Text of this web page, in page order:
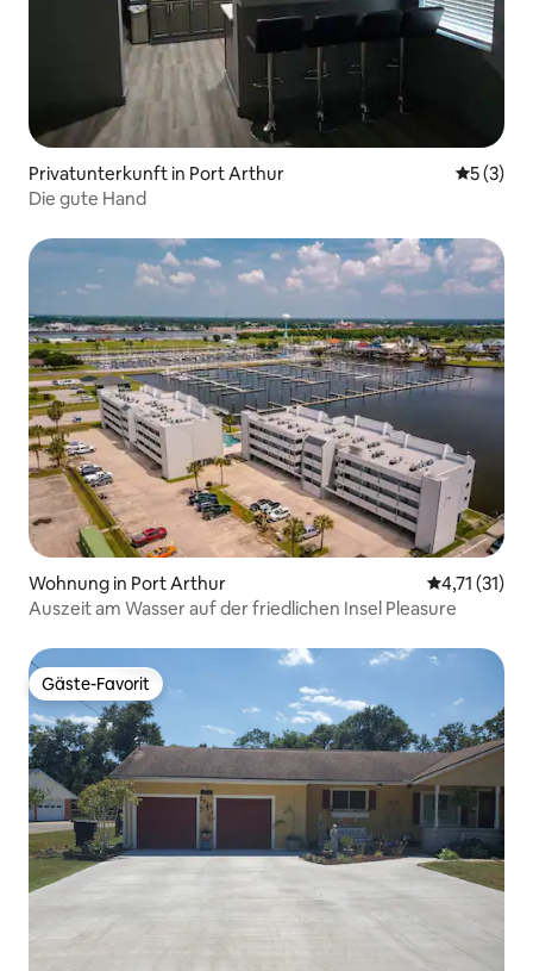
Privatunterkunft in Port Arthur
5 (3)
Die gute Hand
Wohnung in Port Arthur
4,71 (31)
Auszeit am Wasser auf der friedlichen Insel Pleasure
Gäste-Favorit
Gäste-Favorit